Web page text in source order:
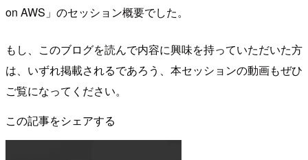
on AWS」のセッション概要でした。
もし、このブログを読んで内容に興味を持っていただいた方
は、いずれ掲載されるであろう、本セッションの動画もぜひ
ご覧になってください。
この記事をシェアする